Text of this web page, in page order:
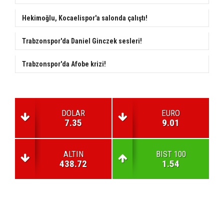
Hekimoğlu, Kocaelispor'a salonda çalıştı!
Trabzonspor'da Daniel Ginczek sesleri!
Trabzonspor'da Afobe krizi!
DOLAR
7.35
EURO
9.01
ALTIN
438.72
BIST 100
1.54